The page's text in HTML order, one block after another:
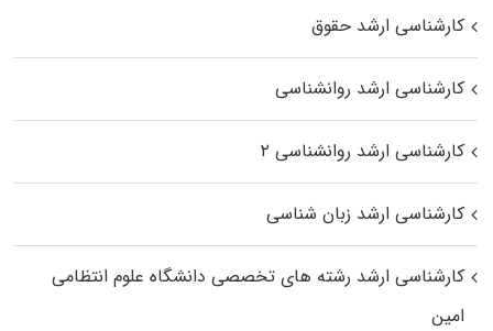
کارشناسی ارشد حقوق
کارشناسی ارشد روانشناسی
کارشناسی ارشد روانشناسی ۲
کارشناسی ارشد زبان شناسی
کارشناسی ارشد رﺷﺘﻪ ﻫﺎی تخصصی داﻧﺸﮕﺎه ﻋﻠﻮم انتظامی
اﻣﻴﻦ